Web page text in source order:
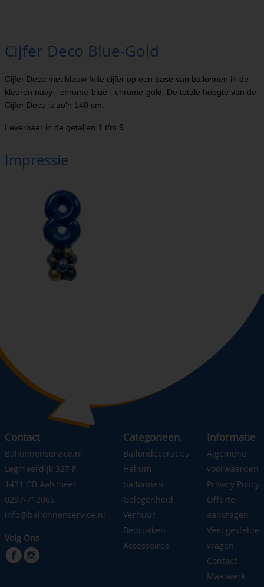
Cijfer Deco Blue-Gold
Cijfer Deco met blauw folie cijfer op een base van ballonnen in de
kleuren navy - chrome-blue - chrome-gold. De totale hoogte van de
Cijfer Deco is zo'n 140 cm.
Leverbaar in de getallen 1 t/m 9
Impressie
Contact
Ballonnenservice.nl
Legmeerdijk 327 F
1431 GB Aalsmeer
0297-712065
info@ballonnenservice.nl
Volg Ons
Categorieen
Ballondecoraties
Helium
ballonnen
Gelegenheid
Verhuur
Bedrukken
Accessoires
Informatie
Algemene
voorwaarden
Privacy Policy
Offerte
aanvragen
Veel gestelde
vragen
Contact
Maatwerk